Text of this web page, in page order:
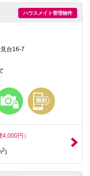
ハウスメイト管理物件
台16-7
4,000円）
2)